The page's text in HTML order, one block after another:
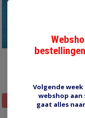
RF5L beige 5A
Informatie
Volgende
webshop
gaat alles